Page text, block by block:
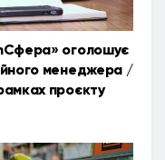
оголошує
менеджера /
проєкту